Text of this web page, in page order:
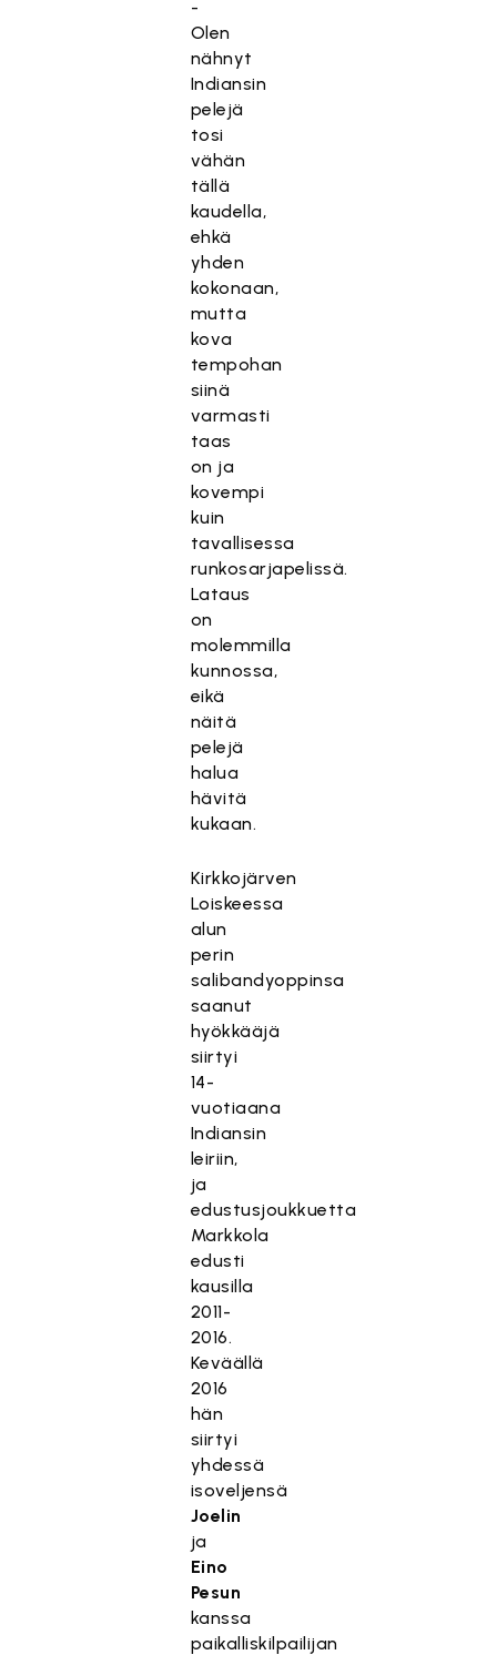
-
Olen
nähnyt
Indiansin
pelejä
tosi
vähän
tällä
kaudella,
ehkä
yhden
kokonaan,
mutta
kova
tempohan
siinä
varmasti
taas
on ja
kovempi
kuin
tavallisessa
runkosarjapelissä.
Lataus
on
molemmilla
kunnossa,
eikä
näitä
pelejä
halua
hävitä
kukaan.
Kirkkojärven
Loiskeessa
alun
perin
salibandyoppinsa
saanut
hyökkääjä
siirtyi
14-
vuotiaana
Indiansin
leiriin,
ja
edustusjoukkuetta
Markkola
edusti
kausilla
2011-
2016.
Keväällä
2016
hän
siirtyi
yhdessä
isoveljensä
Joelin
ja
Eino
Pesun
kanssa
paikalliskilpailijan